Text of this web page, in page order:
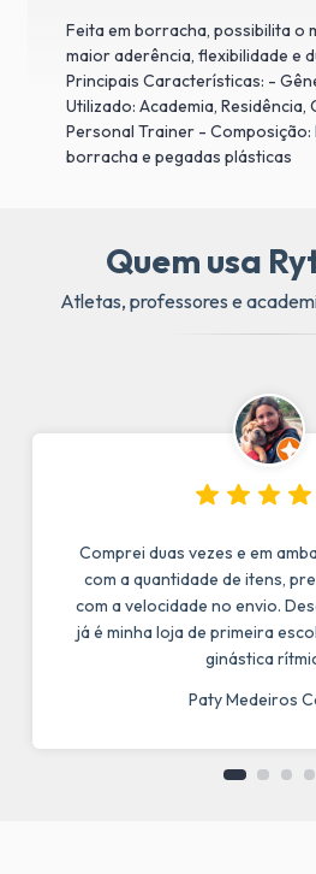
Feita em borracha, possibilita o
maior aderência, flexibilidade e
Principais Características: -
Utilizado: Academia, Residência,
Personal Trainer -
borracha e pegadas plásticas
Quem usa
Atletas, professores e
Comprei duas vezes e em
com a quantidade de itens,
com a velocidade no envio.
já é minha loja de primeira
ginástica
Paty Medeiros